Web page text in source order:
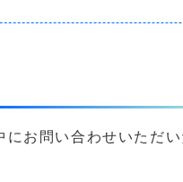
お問い合わせいただ